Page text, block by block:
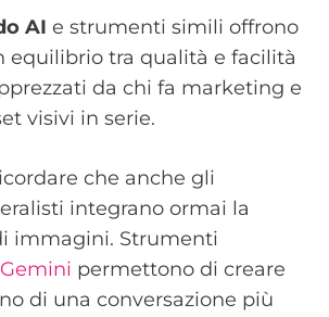
AI e strumenti simili offrono
equilibrio tra qualità e facilità
da chi fa marketing e
visivi in serie.
che anche gli
integrano ormai la
immagini. Strumenti
permettono di creare
di una conversazione più